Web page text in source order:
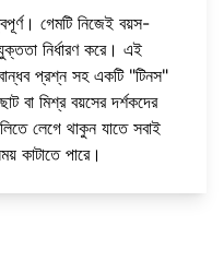
গেমটি নিজেই বয়স-
নির্ধারণ করে। এই
প্রশ্ন সহ একটি "টিনস"
বা মিশ্র বয়সের দর্শকদের
লেগে থাকুন যাতে সবাই
কাটাতে পারে।